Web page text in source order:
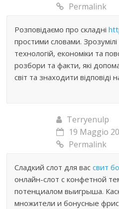
Permalink
Розповідаємо про складні
простими словами.
технологій, економіки та
розбори та факти, які
світ та знаходити відповіді
Terryenulp
19 Maggio
Permalink
Сладкий слот для вассвит
онлайн-слот с конфетной
потенциалом выигрыша.
множители и бонусные